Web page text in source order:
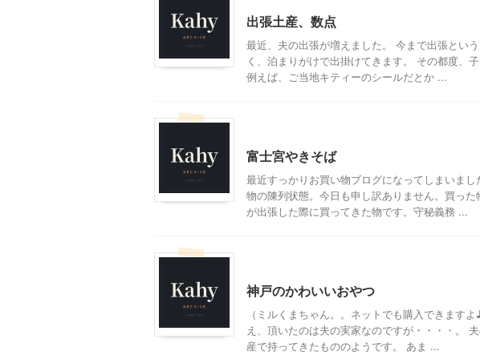
出張土産、数点
最近、夫の出張が増えました。 今まで出張とい
く、泊まりがけで出掛けてきます。 その都度、
例えば、ご当地キティーのシールだとか ...
富士宮やきそば
最近すっかりお買い物ブログになってしまいま
物の陳列状態。今日も申し訳ありません。買っ
が出張した際に買ってきた物です。守秘義務 ...
神戸のかわいいおやつ
（ミルくまちゃん。。ネットでも購入できます
え、頂いたのは夫の実家なのですが・・・・。
産で持ってきたもののようです。 あま ...